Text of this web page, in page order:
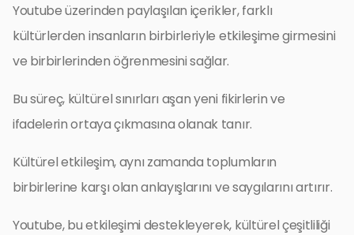
Youtube üzerinden paylaşılan içerikler, farklı
kültürlerden insanların birbirleriyle etkileşime girmesini
ve birbirlerinden öğrenmesini sağlar.
Bu süreç, kültürel sınırları aşan yeni fikirlerin ve
ifadelerin ortaya çıkmasına olanak tanır.
Kültürel etkileşim, aynı zamanda toplumların
birbirlerine karşı olan anlayışlarını ve saygılarını artırır.
Youtube, bu etkileşimi destekleyerek, kültürel çeşitliliği